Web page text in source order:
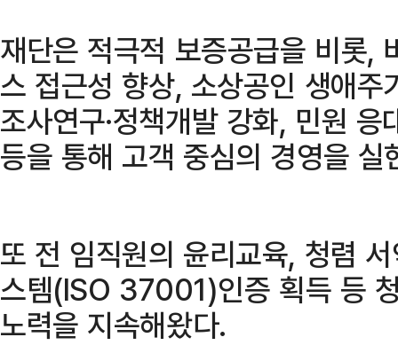
재단은 적극적 보증공급을 비롯,
스 접근성 향상, 소상공인 생애
조사연구·정책개발 강화, 민원
등을 통해 고객 중심의 경영을 실
또 전 임직원의 윤리교육, 청렴
스템(ISO 37001)인증 획득 등
노력을 지속해왔다.